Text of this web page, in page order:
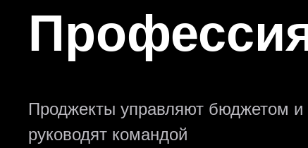
Проджекты управляют бюджетом и
руководят командой